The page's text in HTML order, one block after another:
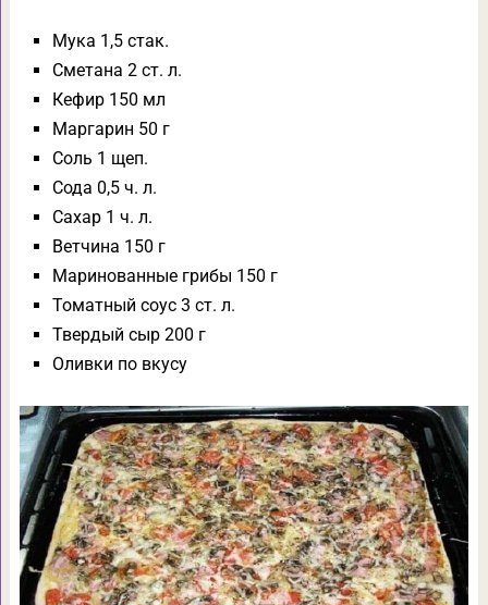
Мука 1,5 стак.
Сметана 2 ст. л.
Кефир 150 мл
Маргарин 50 г
Соль 1 щеп.
Сода 0,5 ч. л.
Сахар 1 ч. л.
Ветчина 150 г
Маринованные грибы 150 г
Томатный соус 3 ст. л.
Твердый сыр 200 г
Оливки по вкусу